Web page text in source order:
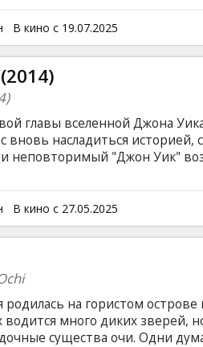
океанологе Стиве
картин, описывающих
В кино с 19.07.2025
главы вселенной Джона
вновь насладиться историей,
неповторимый "Джон Уик"
отошедший от дел после
пор, пока некий молодой
Джону не остается ничего
и начать охоту на
В кино с 27.05.2025
на гористом
водится много диких зверей,
существа очи. Одни